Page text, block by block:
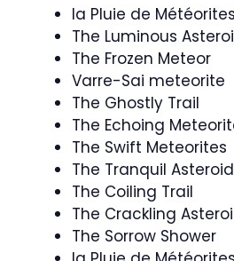
la Pluie de
The Luminous
The Frozen Meteor
Varre-Sai meteorite
The Ghostly Trail
The Echoing
The Swift Meteorites
The Tranquil
The Coiling Trail
The Crackling
The Sorrow Shower